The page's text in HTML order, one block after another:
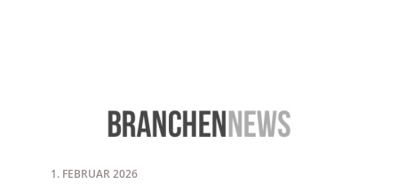
1. FEBRUAR 2026